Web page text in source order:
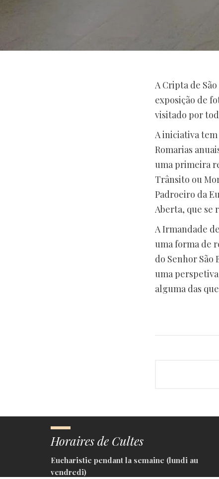
A Cripta de
exposição de
visitado por
A iniciativa
Romarias
uma primeira
Trânsito ou
Padroeiro da
Aberta, que se
A Irmandade
uma forma de
do Senhor
uma
alguma das
Horaires de Cultes
Eucharistie pendant la semaine (lundi au
vendredi)